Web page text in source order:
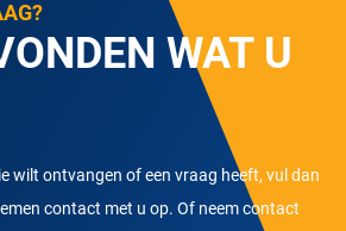
WAT U
wilt ontvangen of een vraag heeft, vul dan
contact met u op. Of neem contact